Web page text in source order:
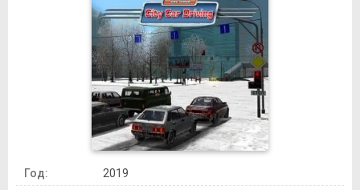
Год:
2019